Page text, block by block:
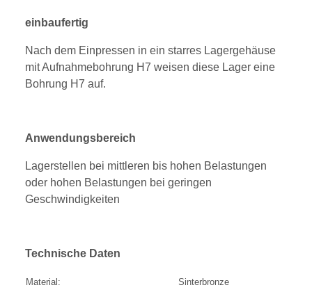
einbaufertig
Nach dem Einpressen in ein starres Lagergehäuse
mit Aufnahmebohrung H7 weisen diese Lager eine
Bohrung H7 auf.
Anwendungsbereich
Lagerstellen bei mittleren bis hohen Belastungen
oder hohen Belastungen bei geringen
Geschwindigkeiten
Technische Daten
Material:
Sinterbronze